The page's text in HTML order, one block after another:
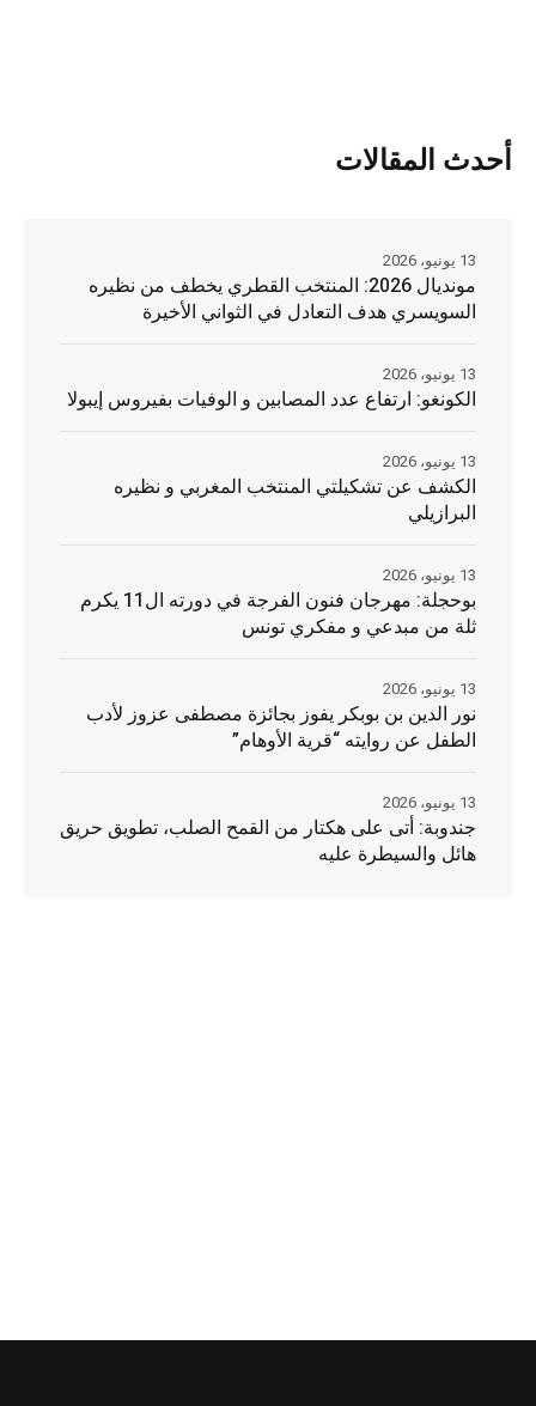
أحدث المقالات
مونديال 2026: المنتخب القطري يخطف من نظيره
السويسري هدف التعادل في الثواني الأخيرة
13 يونيو، 2026
الكونغو: ارتفاع عدد المصابين و الوفيات بفيروس إيبولا
13 يونيو، 2026
الكشف عن تشكيلتي المنتخب المغربي و نظيره
البرازيلي
13 يونيو، 2026
بوحجلة: مهرجان فنون الفرجة في دورته ال11 يكرم
ثلة من مبدعي و مفكري تونس
13 يونيو، 2026
نور الدين بن بوبكر يفوز بجائزة مصطفى عزوز لأدب
الطفل عن روايته “قرية الأوهام”
13 يونيو، 2026
جندوبة: أتى على هكتار من القمح الصلب، تطويق حريق
هائل والسيطرة عليه
13 يونيو، 2026